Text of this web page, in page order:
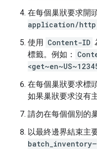
在每個巢狀要求開
application/http
使用 Content-ID
標籤。例如：
在每個巢狀要求標
如果巢狀要求沒有
請勿在每個個別的
以最終邊界結束主
batch_inventory–